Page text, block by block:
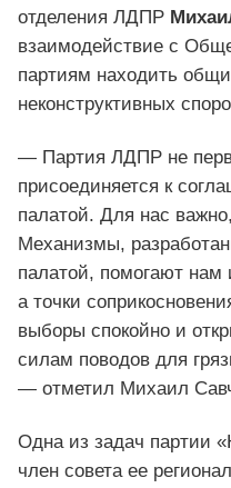
отделения ЛДПР
взаимодействие с
партиям находить
неконструктивных
— Партия ЛДПР не
присоединяется к
палатой. Для нас
Механизмы,
палатой, помогают нам
а точки
выборы спокойно и
силам поводов для
— отметил Михаил
Одна из задач партии
член совета ее